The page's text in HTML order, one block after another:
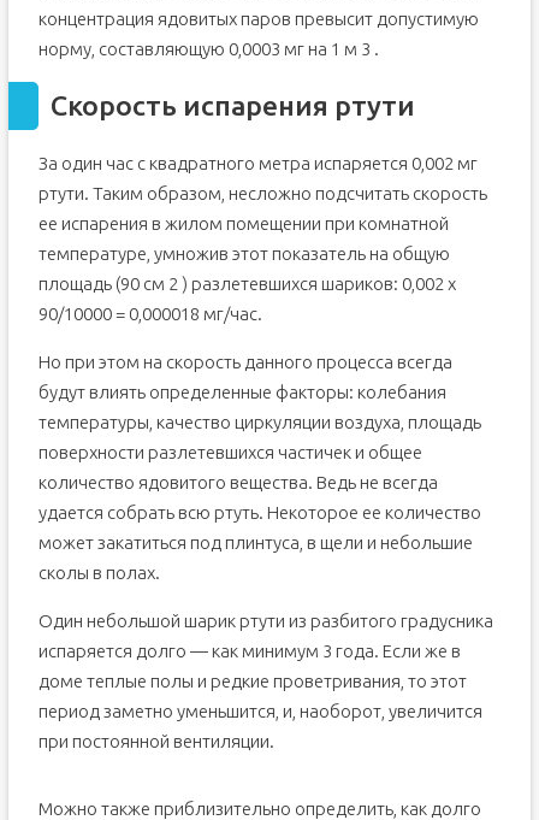
Насколько опасен разбитый ртутный градусник
Симптомы отравления
Чего нельзя делать, если разбился ртутный градусник
Оказание первой помощи
Электронные термометры
Пошаговая инструкция по сбору ртути
Мягкой мебели
Утилизация ртутных градусников
Опасна ли ртуть из разбитого градусника? (2 видео)
концентрация ядовитых паров превысит допустимую
норму, составляющую 0,0003 мг на 1 м 3 .
Скорость испарения ртути
За один час с квадратного метра испаряется 0,002 мг
ртути. Таким образом, несложно подсчитать скорость
ее испарения в жилом помещении при комнатной
температуре, умножив этот показатель на общую
площадь (90 см 2 ) разлетевшихся шариков: 0,002 х
90/10000 = 0,000018 мг/час.
Но при этом на скорость данного процесса всегда
будут влиять определенные факторы: колебания
температуры, качество циркуляции воздуха, площадь
поверхности разлетевшихся частичек и общее
количество ядовитого вещества. Ведь не всегда
удается собрать всю ртуть. Некоторое ее количество
может закатиться под плинтуса, в щели и небольшие
сколы в полах.
Один небольшой шарик ртути из разбитого градусника
испаряется долго — как минимум 3 года. Если же в
доме теплые полы и редкие проветривания, то этот
период заметно уменьшится, и, наоборот, увеличится
при постоянной вентиляции.
Можно также приблизительно определить, как долго